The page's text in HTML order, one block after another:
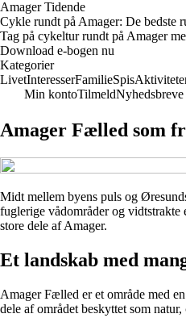
Amager Tidende
Cykle rundt på Amager: De bedste
Tag på cykeltur rundt på Amager
Download e-bogen nu
Kategorier
LivetInteresserFamilieSpis
Min kontoTilmeldNyhedsbreve
Amager Fælled som
Midt mellem byens puls og
fuglerige vådområder og
store dele af Amager.
Et landskab med
Amager Fælled er et område med
dele af området beskyttet som